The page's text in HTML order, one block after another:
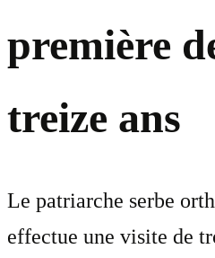
première
treize ans
Le patriarche serbe
effectue une visite de